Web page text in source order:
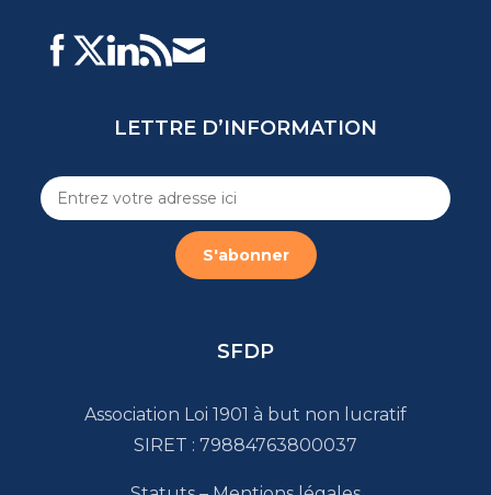
LETTRE D’INFORMATION
SFDP
Association Loi 1901 à but non lucratif
SIRET : 79884763800037